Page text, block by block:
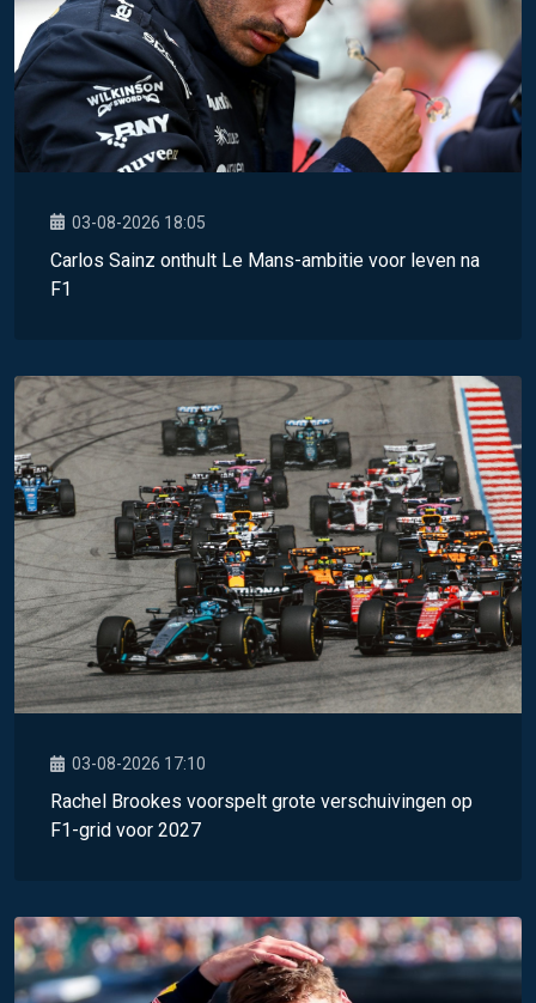
03-08-2026 18:05
Carlos Sainz onthult Le Mans-ambitie voor leven na
F1
03-08-2026 17:10
Rachel Brookes voorspelt grote verschuivingen op
F1-grid voor 2027